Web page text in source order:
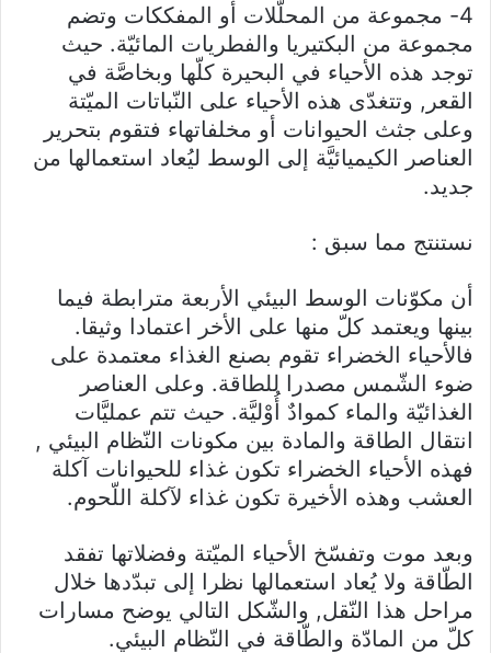
4- مجموعة من المحلّلات أو المفككات وتضم
مجموعة من البكتيريا والفطريات المائيّة. حيث
توجد هذه الأحياء في البحيرة كلّها وبخاصَّة في
القعر, وتتغدّى هذه الأحياء على النّباتات الميّتة
وعلى جثث الحيوانات أو مخلفاتهاء فتقوم بتحرير
العناصر الكيميائيَّة إلى الوسط ليُعاد استعمالها من
جديد.
نستنتج مما سبق :
أن مكوّنات الوسط البيئي الأربعة مترابطة فيما
بينها ويعتمد كلّ منها على الأخر اعتمادا وثيقا.
فالأحياء الخضراء تقوم بصنع الغذاء معتمدة على
ضوء الشّمس مصدرا للطاقة. وعلى العناصر
الغذائيّة والماء كموادٌ أُوْليَّة. حيث تتم عمليَّات
انتقال الطاقة والمادة بين مكونات النّظام البيئي ,
فهذه الأحياء الخضراء تكون غذاء للحيوانات آكلة
العشب وهذه الأخيرة تكون غذاء لآكلة اللّحوم.
وبعد موت وتفسّخ الأحياء الميّتة وفضلاتها تفقد
الطّاقة ولا يُعاد استعمالها نظرا إلى تبدّدها خلال
مراحل هذا النّقل, والشّكل التالي يوضح مسارات
كلّ من المادّة والطّاقة في النّظام البيئي.